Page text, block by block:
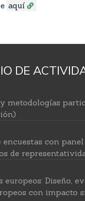
aquí
DE
metodologías
encuestas con
de
europeos: Diseño,
con impacto